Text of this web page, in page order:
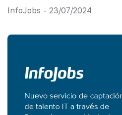
InfoJobs - 23/07/2024